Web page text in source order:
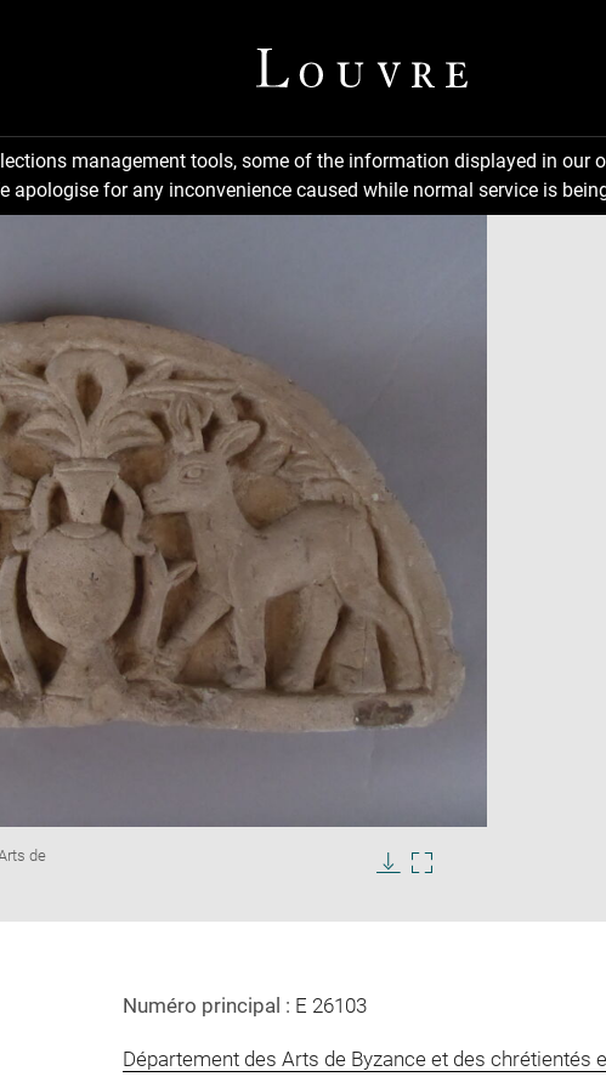
management tools, some of the information displayed in
apologise for any inconvenience caused while normal service is
de
Numéro principal : E 26103
Département des Arts de Byzance et des chrétientés